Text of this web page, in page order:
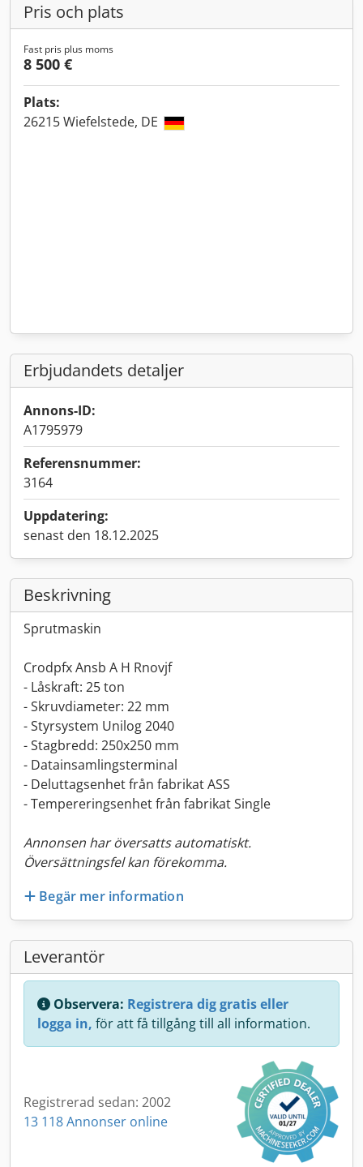
Pris och plats
Fast pris plus moms
8 500 €
Plats:
26215 Wiefelstede, DE
Erbjudandets detaljer
Annons-ID:
A1795979
Referensnummer:
3164
Uppdatering:
senast den 18.12.2025
Beskrivning
Sprutmaskin
Crodpfx Ansb A H Rnovjf
- Låskraft: 25 ton
- Skruvdiameter: 22 mm
- Styrsystem Unilog 2040
- Stagbredd: 250x250 mm
- Datainsamlingsterminal
- Deluttagsenhet från fabrikat ASS
- Tempereringsenhet från fabrikat Single
Annonsen har översatts automatiskt.
Översättningsfel kan förekomma.
Begär mer information
Leverantör
Observera: Registrera dig gratis eller
logga in, för att få tillgång till all information.
Registrerad sedan: 2002
13 118 Annonser online